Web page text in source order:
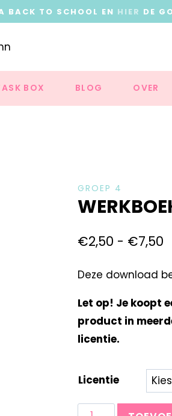
BACK TO SCHOOL EN HIER DE
BOX BLOG OVER
GROEP 4
€2,50 - €7,50
Deze download
Let op! Je koopt
product in
licentie.
Licentie